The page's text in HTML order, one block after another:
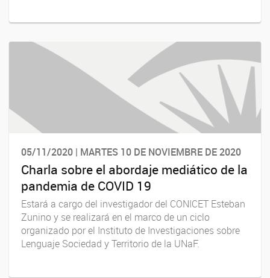
05/11/2020 | MARTES 10 DE NOVIEMBRE DE 2020
Charla sobre el abordaje mediático de la
pandemia de COVID 19
Estará a cargo del investigador del CONICET Esteban
Zunino y se realizará en el marco de un ciclo
organizado por el Instituto de Investigaciones sobre
Lenguaje Sociedad y Territorio de la UNaF.